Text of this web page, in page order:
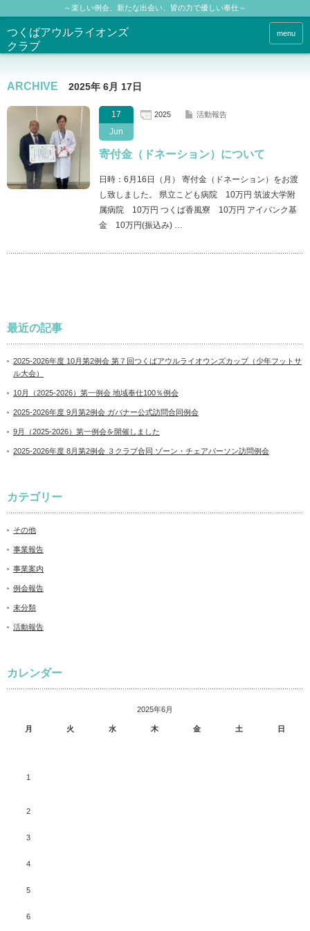
～楽しい例会、新たな出会い、皆の力で優しい奉仕～
つくばアウルライオンズ
クラブ
menu
ARCHIVE 2025年 6月 17日
17
Jun
2025 活動報告
寄付金（ドネーション）について
日時：6月16日（月） 寄付金（ドネーション）をお渡
し致しました。 県立こども病院 10万円 筑波大学附
属病院 10万円 つくば香風寮 10万円 アイバンク基
金 10万円(振込み) …
最近の記事
2025-2026年度 10月第2例会 第７回つくばアウルライオウンズカップ（少年フットサ
ル大会）
10月（2025-2026）第一例会 地域奉仕100％例会
2025-2026年度 9月第2例会 ガバナー公式訪問合同例会
9月（2025-2026）第一例会を開催しました
2025-2026年度 8月第2例会 ３クラブ合同 ゾーン・チェアパーソン訪問例会
カテゴリー
その他
事業報告
事業案内
例会報告
未分類
活動報告
カレンダー
2025年6月
月 火 水 木 金 土 日
1
2
3
4
5
6